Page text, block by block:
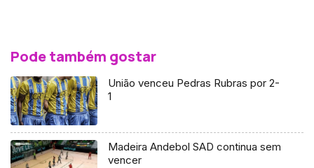
Pode também gostar
União venceu Pedras Rubras por 2-
1
Madeira Andebol SAD continua sem
vencer